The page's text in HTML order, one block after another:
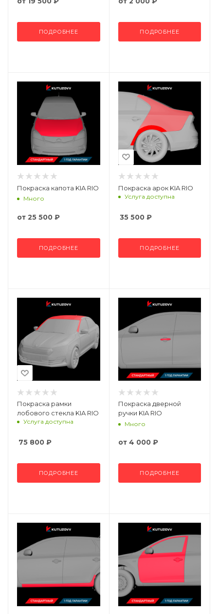
ПОДРОБНЕЕ ПОДРОБНЕЕ
Покраска капота KIA RIO
Много
от 25 500 ₽
ПОДРОБНЕЕ
Покраска арок KIA RIO
Услуга доступна
35 500₽
ПОДРОБНЕЕ
Покраска рамки
лобового стекла KIA RIO
Услуга доступна
75 800 ₽
ПОДРОБНЕЕ
Покраска дверной
ручки KIA RIO
Много
от 4 000 ₽
ПОДРОБНЕЕ